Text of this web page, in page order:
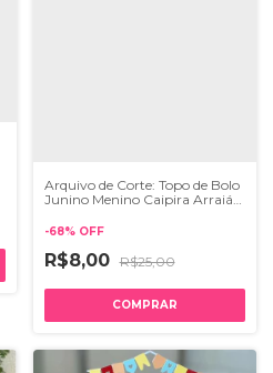
Arquivo de Corte: Topo de Bolo
Junino Menino Caipira Arraiá
-68% OFF
R$8,00 R$25,00